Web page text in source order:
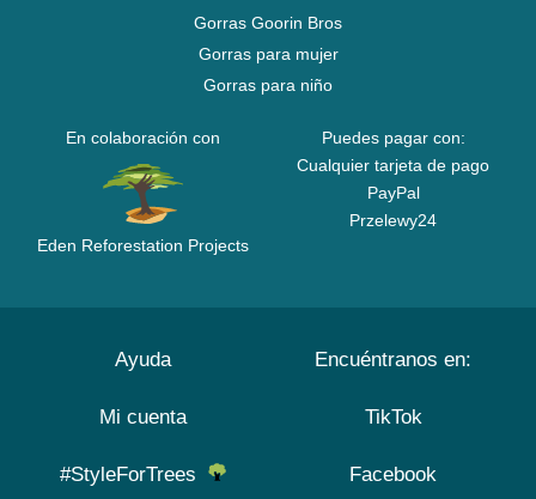
Gorras Goorin Bros
Gorras para mujer
Gorras para niño
En colaboración con
Eden Reforestation Projects
Puedes pagar con:
Cualquier tarjeta de pago
PayPal
Przelewy24
Ayuda
Mi cuenta
#StyleForTrees
Encuéntranos en:
TikTok
Facebook